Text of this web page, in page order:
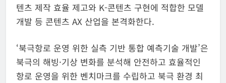
텐츠 제작 효율 제고와 K-콘텐츠 구현에 적합한 모델
개발 등 콘텐츠 AX 산업을 본격화한다.
‘북극항로 운영 위한 실측 기반 통합 예측기술 개발’은
북극의 해빙·기상 변화를 분석해 안전하고 효율적인
항로 운영을 위한 벤치마크를 수립하고 북극 환경 최